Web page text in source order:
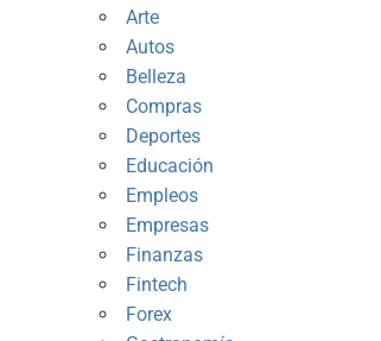
Arte
Autos
Belleza
Compras
Deportes
Educación
Empleos
Empresas
Finanzas
Fintech
Forex